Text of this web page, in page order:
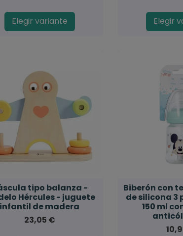
Elegir variante Elegir
tipo balanza -
Hércules - juguete
infantil de madera
23,05 €
Biberón con
de silicona 3
150 ml